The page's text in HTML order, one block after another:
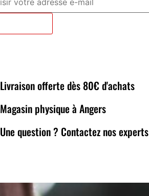
Livraison offerte dès 80€ d'achats
Magasin physique à Angers
Une question ? Contactez nos experts